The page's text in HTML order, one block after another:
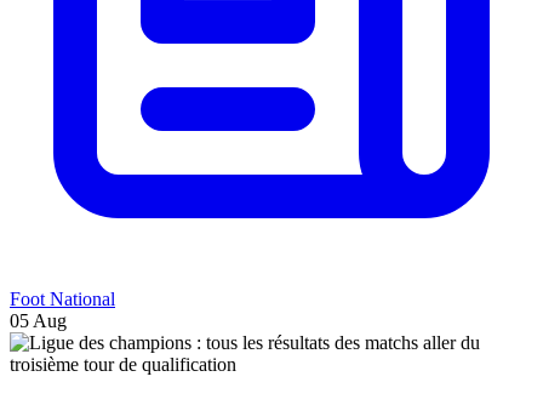
Foot National
05 Aug